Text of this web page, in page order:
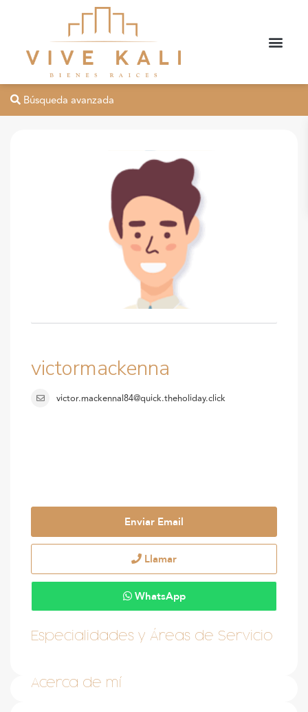
Búsqueda avanzada
victormackenna
victor.mackennal84@quick.theholiday.click
Enviar Email
Llamar
WhatsApp
Especialidades y Áreas de Servicio
Acerca de mí